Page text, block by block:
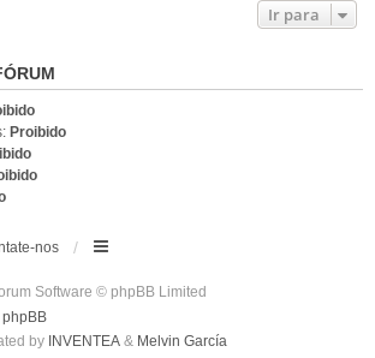
Ir para
Proibido
nos
Software © phpBB Limited
by INVENTEA & Melvin García